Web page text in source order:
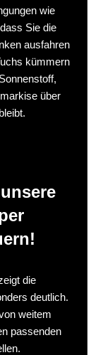
wie
Sie die
ausfahren
kümmern
über
die
deutlich.
weitem
passenden